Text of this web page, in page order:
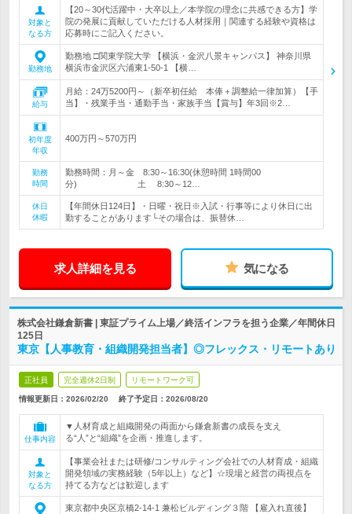
対象と
なる方
【20～30代活躍中・大卒以上／本学院の理念に共感できる方】学
院の発展に貢献していただける人材採用｜関連する経験や資格は
応募時にご記入ください。
勤務地
勤務地 □関東学院大学 【横浜・金沢八景キャンパス】 神奈川県
横浜市金沢区六浦東1-50-1 【横…
給与
月給：24万5200円～（新卒初任給 本俸＋調整給一律加算）【手
当】・残業手当・通勤手当・家族手当【賞与】年3回※2…
初年度
年収
400万円～570万円
勤務
時間
勤務時間：月～金 8:30～16:30(休憩時間 1時間00
分) 土 8:30～12…
休日
休暇
【年間休日124日】・日曜・祝日※入試・行事等により休日に出
勤することがあります└その場合は、振替休…
求人詳細を見る 気になる
株式会社鎌倉新書 | 東証プライム上場／終活インフラを担う企業／年間休日
125日
東京【人事教育・組織開発担当者】◎フレックス・リモートあり
正社員 完全週休2日制 リモートワーク可
情報更新日：2026/02/20 終了予定日： 2026/08/20
仕事内容
▼人材育成と組織開発の両面から鎌倉新書の成長を支え
る“人”と“組織”を企画・推進します。
対象と
なる方
【事業会社または研修/コンサルティング会社での人材育成・組織
開発領域の実務経験（5年以上）など】☆現場と経営の両視点を
持てる方などは歓迎します
東京都中央区京橋2-14-1 兼松ビルディング３階 【雇入れ直後】